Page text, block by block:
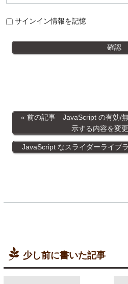
サインイン情報を記憶
前の記事 JavaScript の有効/
示する内容を変
JavaScript なスライダーライブ
少し前に書いた記事